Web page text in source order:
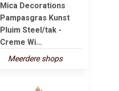
Mica Decorations
Pampasgras Kunst
Pluim Steel/tak -
Creme Wi...
Meerdere shops